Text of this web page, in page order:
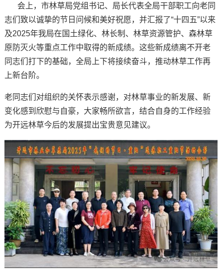
会上，市林草局党组书记、局长代表全局干部职工向老同
志们致以诚挚的节日问候和美好祝愿，并汇报了“十四五”以来
及2025年我局在国土绿化、林长制、林草资源管护、森林草
原防灭火等重点工作中取得的新成绩。这些新成绩离不开老
同志们打下的基础，全局上下将接续奋斗，推动林草工作再
上新台阶。
老同志们对组织的关怀表示感谢，对林草事业的新发展、新
变化感到欣慰与自豪，大家畅所欲言，结合自身的工作经验
为开远林草今后的发展提出宝贵意见建议。